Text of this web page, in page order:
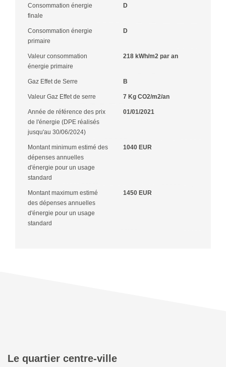
Consommation énergie
finale
D
Consommation énergie
primaire
D
Valeur consommation
énergie primaire
218 kWh/m2 par an
Gaz Effet de Serre B
Valeur Gaz Effet de serre 7 Kg CO2/m2/an
Année de référence des prix
de l'énergie (DPE réalisés
jusqu'au 30/06/2024)
01/01/2021
Montant minimum estimé des
dépenses annuelles
d'énergie pour un usage
standard
1040 EUR
Montant maximum estimé
des dépenses annuelles
d'énergie pour un usage
standard
1450 EUR
Le quartier centre-ville